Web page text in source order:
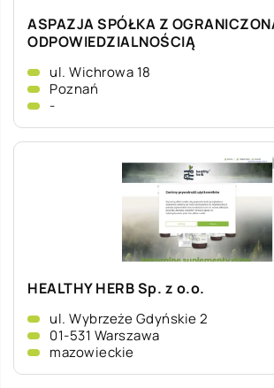
ASPAZJA SPÓŁKA Z
ODPOWIEDZIALNOŚCIĄ
ul. Wichrowa 18
Poznań
-
HEALTHY HERB Sp. z o.o.
ul. Wybrzeże Gdyńskie 2
01-531 Warszawa
mazowieckie